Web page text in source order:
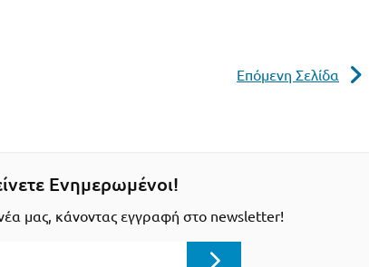
Επόμενη Σελίδα
Ενημερωμένοι!
μας, κάνοντας εγγραφή στο newsletter!